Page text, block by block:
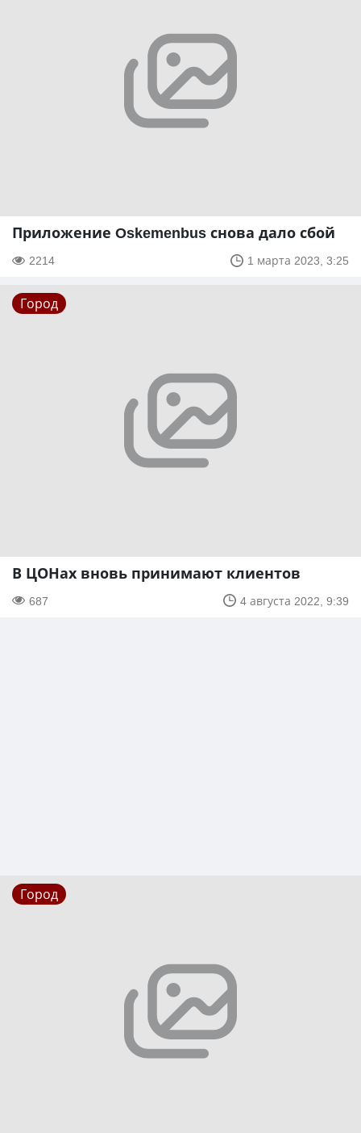
Приложение Oskemenbus снова дало сбой
2214 1 марта 2023, 3:25
Город
В ЦОНах вновь принимают клиентов
687 4 августа 2022, 9:39
Город